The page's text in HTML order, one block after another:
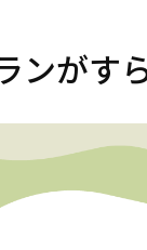
ンがす